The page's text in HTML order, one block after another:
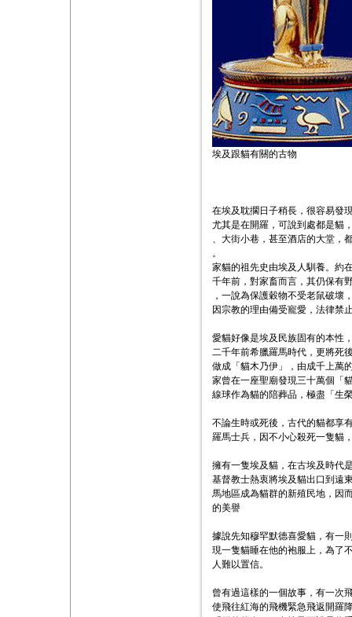
埃及跟貓有關的古物
在埃及耽擱日子稍長，很容易發
尤其是在開羅，可說到處都是貓
、大街小巷，甚至酒店的大堂，
。
家貓的祖先史由埃及人馴養。約
千年前，對家畜而言，其仍保有
，一說為保護穀物不受老鼠破壞
因宗教的理由備受寵愛，法律禁
愛貓好像是埃及民族固有的本性
二千年前希臘羅馬時代，更將死
做成「貓木乃伊」，由成千上萬
家曾在一座聖廟發現三十萬個「
線球作為貓的陪葬品，極盡「生
不論生時或死後，古代的貓都享
羅馬士兵，因不小心殺死一隻貓
擁有一隻埃及貓，在古埃及時代
基督教士熱衷將埃及貓出口到遠
馬地區成為貓群的新殖民地，因
的美譽
據說先知穆罕默德喜愛貓，有一
現一隻貓睡在他的袍服上，為了
人難以置信。
曾有過這樣的一個故事，有一次
使飛往紅海的飛機緊急飛返開羅